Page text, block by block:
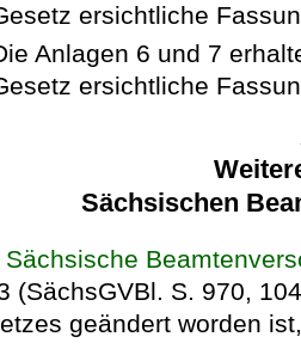
ersichtliche
Anlagen 6 und 7
ersichtliche
Sächsischen
Sächsische
(SächsGVBl. S. 970,
geändert worden